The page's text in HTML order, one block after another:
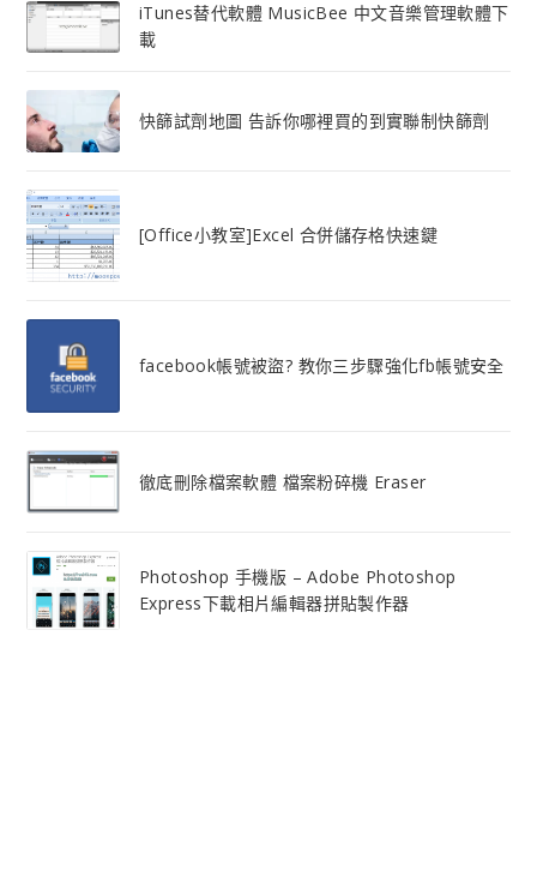
iTunes替代軟體 MusicBee 中文音樂管理軟體下
載
快篩試劑地圖 告訴你哪裡買的到實聯制快篩劑
[Office小教室]Excel 合併儲存格快速鍵
facebook帳號被盜? 教你三步驟強化fb帳號安全
徹底刪除檔案軟體 檔案粉碎機 Eraser
Photoshop 手機版 – Adobe Photoshop
Express下載相片編輯器拼貼製作器